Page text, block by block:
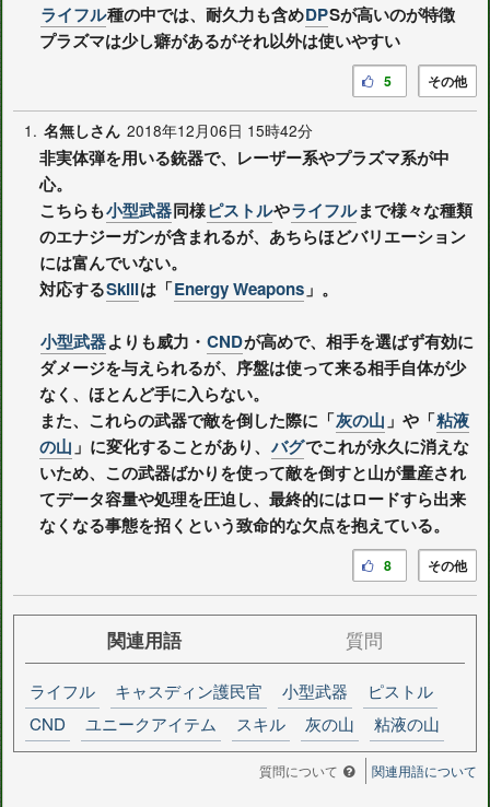
ライフル種の中では、耐久力も含めDPSが高いのが特徴
プラズマは少し癖があるがそれ以外は使いやすい
その他
5
1. 名無しさん 2018年12月06日 15時42分
非実体弾を用いる銃器で、レーザー系やプラズマ系が中
心。
こちらも小型武器同様ピストルやライフルまで様々な種類
のエナジーガンが含まれるが、あちらほどバリエーション
には富んでいない。
対応するSkillは「Energy Weapons 」。
小型武器よりも威力・ CNDが高めで、相手を選ばず有効に
ダメージを与えられるが、序盤は使って来る相手自体が少
なく、ほとんど手に入らない。
また、これらの武器で敵を倒した際に「灰の山 」や「粘液
の山 」に変化することがあり、 バグでこれが永久に消えな
いため、この武器ばかりを使って敵を倒すと山が量産され
てデータ容量や処理を圧迫し、最終的にはロードすら出来
なくなる事態を招くという致命的な欠点を抱えている。
その他
8
関連用語 質問
ライフル キャスディン護民官 小型武器
ピストル
CND
ユニークアイテム スキル 灰の山 粘液の山
関連用語について
質問について